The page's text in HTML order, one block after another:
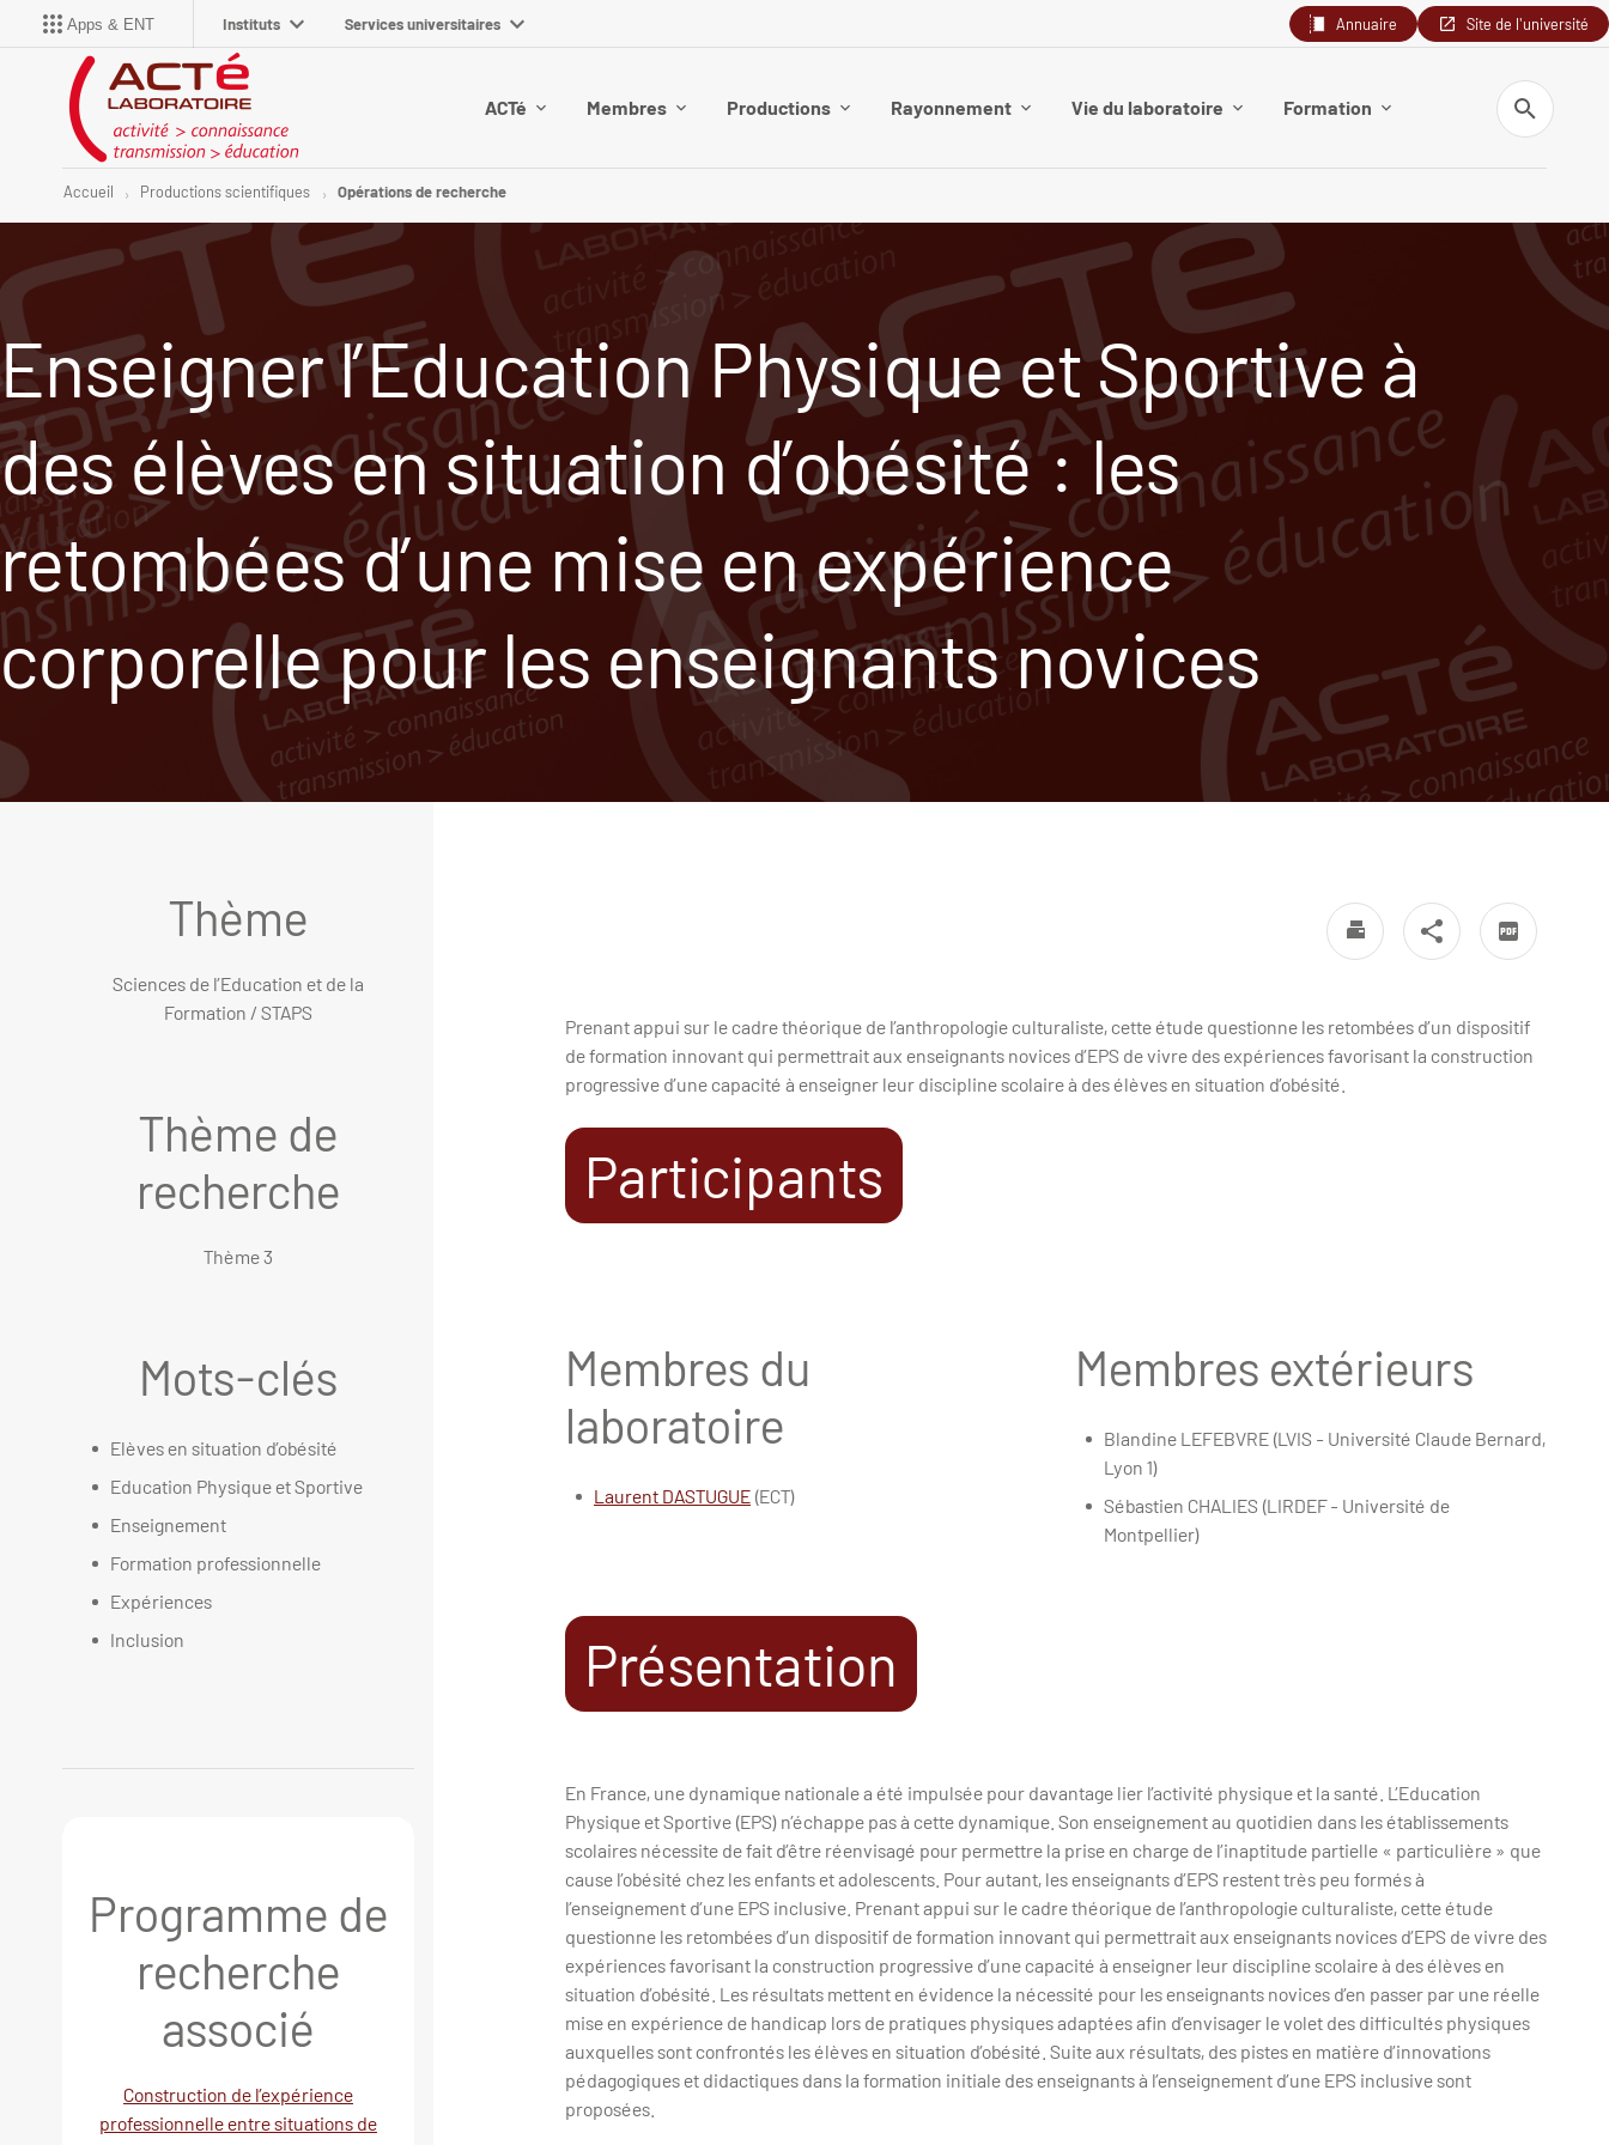
Apps & ENT Instituts Services universitaires Annuaire Site de l'université
ACTé Membres Productions Rayonnement Vie du laboratoire Formation
Recherche
Accueil Productions scientifiques Opérations de recherche
Enseigner l’Education Physique et Sportive à
des élèves en situation d’obésité : les
retombées d’une mise en expérience
corporelle pour les enseignants novices
Prenant appui sur le cadre théorique de l’anthropologie culturaliste, cette étude questionne les retombées d’un dispositif
de formation innovant qui permettrait aux enseignants novices d’EPS de vivre des expériences favorisant la construction
progressive d’une capacité à enseigner leur discipline scolaire à des élèves en situation d’obésité.
Participants
Membres du
laboratoire
Laurent DASTUGUE(ECT)
Membres extérieurs
Blandine LEFEBVRE (LVIS - Université Claude Bernard,
Lyon 1)
Sébastien CHALIES (LIRDEF - Université de
Montpellier)
Présentation
En France, une dynamique nationale a été impulsée pour davantage lier l’activité physique et la santé. L’Education
Physique et Sportive (EPS) n’échappe pas à cette dynamique. Son enseignement au quotidien dans les établissements
scolaires nécessite de fait d’être réenvisagé pour permettre la prise en charge de l’inaptitude partielle « particulière » que
cause l’obésité chez les enfants et adolescents. Pour autant, les enseignants d’EPS restent très peu formés à
l’enseignement d’une EPS inclusive. Prenant appui sur le cadre théorique de l’anthropologie culturaliste, cette étude
questionne les retombées d’un dispositif de formation innovant qui permettrait aux enseignants novices d’EPS de vivre des
expériences favorisant la construction progressive d’une capacité à enseigner leur discipline scolaire à des élèves en
situation d’obésité. Les résultats mettent en évidence la nécessité pour les enseignants novices d’en passer par une réelle
mise en expérience de handicap lors de pratiques physiques adaptées afin d’envisager le volet des difficultés physiques
auxquelles sont confrontés les élèves en situation d’obésité. Suite aux résultats, des pistes en matière d’innovations
pédagogiques et didactiques dans la formation initiale des enseignants à l’enseignement d’une EPS inclusive sont
proposées.
Thème
Sciences de l’Education et de la
Formation / STAPS
Thème de
recherche
Thème 3
Mots-clés
Elèves en situation d’obésité
Education Physique et Sportive
Enseignement
Formation professionnelle
Expériences
Inclusion
Programme de
recherche
associé
Construction de l’expérience
professionnelle entre situations de